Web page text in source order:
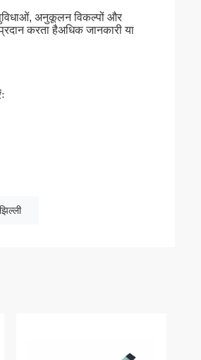
अनुकूलन विकल्पों और
करता हैअधिक जानकारी या